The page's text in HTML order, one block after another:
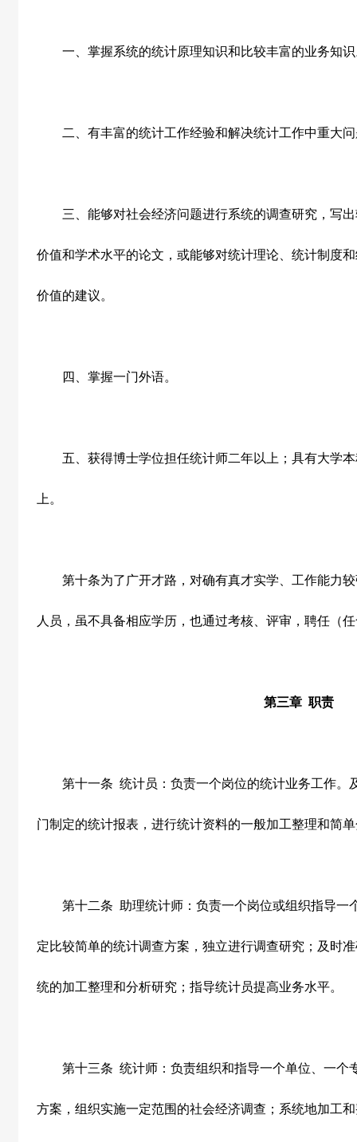
一、掌握系统的统计原理知识和比较丰富的业务知识
二、有丰富的统计工作经验和解决统计工作中重大问
三、能够对社会经济问题进行系统的调查研究，写出
价值和学术水平的论文，或能够对统计理论、统计制度
价值的建议。
四、掌握一门外语。
五、获得博士学位担任统计师二年以上；具有大学本
上。
第十条为了广开才路，对确有真才实学、工作能力
人员，虽不具备相应学历，也通过考核、评审，聘任（
第三章 职责
第十一条 统计员：负责一个岗位的统计业务工作。
门制定的统计报表，进行统计资料的一般加工整理和简
第十二条 助理统计师：负责一个岗位或组织指导一
定比较简单的统计调查方案，独立进行调查研究；及时
统的加工整理和分析研究；指导统计员提高业务水平。
第十三条 统计师：负责组织和指导一个单位、一个
方案，组织实施一定范围的社会经济调查；系统地加工